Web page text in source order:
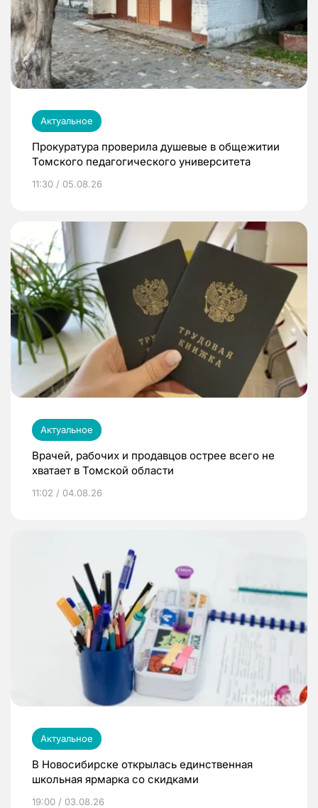
Актуальное
Прокуратура проверила душевые в общежитии
Томского педагогического университета
11:30 / 05.08.26
Актуальное
Врачей, рабочих и продавцов острее всего не
хватает в Томской области
11:02 / 04.08.26
Актуальное
В Новосибирске открылась единственная
школьная ярмарка со скидками
19:00 / 03.08.26